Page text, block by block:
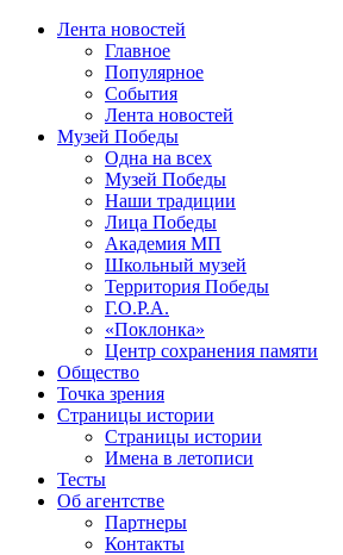
Лента новостей
Главное
Популярное
События
Лента новостей
Музей Победы
Одна на всех
Музей Победы
Наши традиции
Лица Победы
Академия МП
Школьный музей
Территория Победы
Г.О.Р.А.
«Поклонка»
Центр сохранения памяти
Общество
Точка зрения
Страницы истории
Страницы истории
Имена в летописи
Тесты
Об агентстве
Партнеры
Контакты